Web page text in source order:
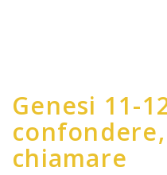
Genesi 11-
chiamare